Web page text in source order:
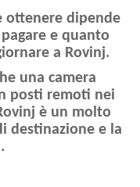
ottenere dipende
e quanto
a Rovinj.
una camera
posti remoti nei
è un molto
destinazione e la